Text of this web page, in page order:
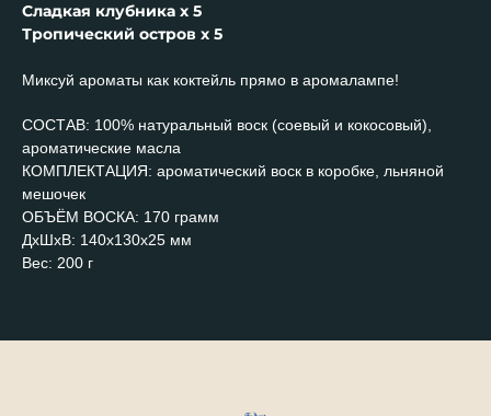
Сладкая клубника х 5
Тропический остров х 5
Миксуй ароматы как коктейль прямо в аромалампе!
СОСТАВ: 100% натуральный воск (соевый и кокосовый),
ароматические масла
КОМПЛЕКТАЦИЯ: ароматический воск в коробке, льняной
мешочек
ОБЪЁМ ВОСКА: 170 грамм
ДxШxВ: 140x130x25 мм
Вес: 200 г